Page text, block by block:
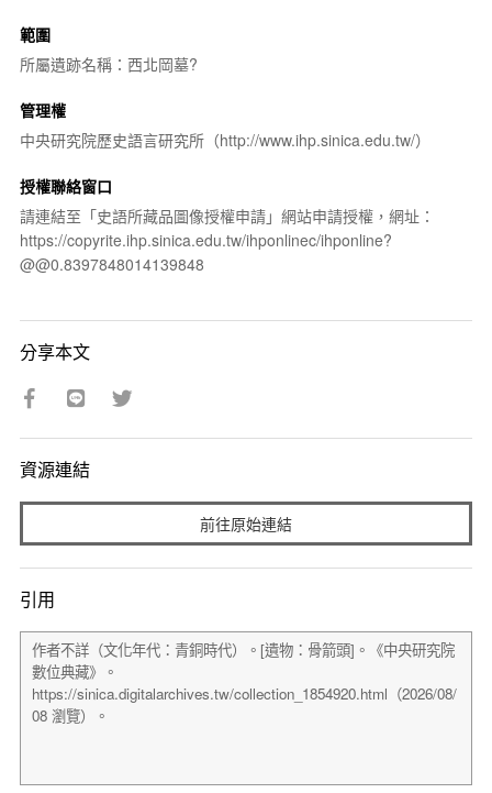
範圍
所屬遺跡名稱：西北岡墓?
管理權
中央研究院歷史語言研究所（http://www.ihp.sinica.edu.tw/）
授權聯絡窗口
請連結至「史語所藏品圖像授權申請」網站申請授權，網址：
https://copyrite.ihp.sinica.edu.tw/ihponlinec/ihponline?
@@0.8397848014139848
分享本文
資源連結
前往原始連結
引用